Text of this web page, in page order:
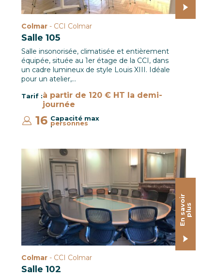
Colmar - CCI Colmar
Salle 105
Salle insonorisée, climatisée et entièrement
équipée, située au 1er étage de la CCI, dans
un cadre lumineux de style Louis XIII. Idéale
pour un atelier,…
Tarif :à partir de 120 € HT la demi-
journée
Capacité max
:
16 personnes
Salle 102 CCI Colmar
E
n
s
av
o
i
r
p
l
us
Colmar - CCI Colmar
Salle 102